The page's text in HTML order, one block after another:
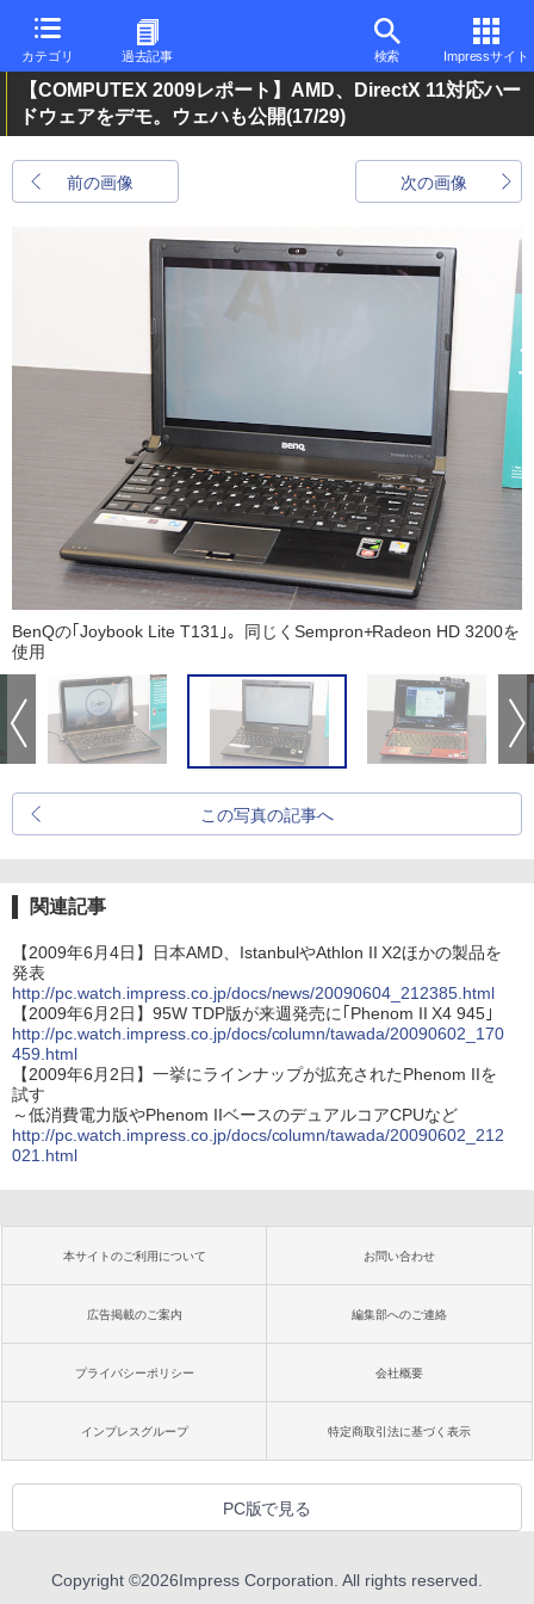
カテゴリ 過去記事 検索 Impressサイト
【COMPUTEX 2009レポート】AMD、DirectX 11対応ハー
ドウェアをデモ。ウェハも公開(17/29)
前の画像 次の画像
BenQの｢Joybook Lite T131｣。同じくSempron+Radeon HD 3200を
使用
この写真の記事へ
関連記事
【2009年6月4日】日本AMD、IstanbulやAthlon II X2ほかの製品を
発表
http://pc.watch.impress.co.jp/docs/news/20090604_212385.html
【2009年6月2日】95W TDP版が来週発売に｢Phenom II X4 945｣
http://pc.watch.impress.co.jp/docs/column/tawada/20090602_170
459.html
【2009年6月2日】一挙にラインナップが拡充されたPhenom IIを
試す
～低消費電力版やPhenom IIベースのデュアルコアCPUなど
http://pc.watch.impress.co.jp/docs/column/tawada/20090602_212
021.html
本サイトのご利用について お問い合わせ
広告掲載のご案内 編集部へのご連絡
プライバシーポリシー 会社概要
インプレスグループ 特定商取引法に基づく表示
PC版で見る
Copyright ©2026Impress Corporation. All rights reserved.